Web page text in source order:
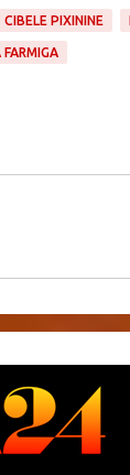
CIBELE PIXININE
FARMIGA